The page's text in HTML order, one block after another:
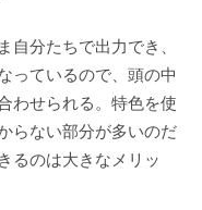
分たちで出力でき、
っているので、頭の中
わせられる。特色を使
らない部分が多いのだ
るのは大きなメリッ